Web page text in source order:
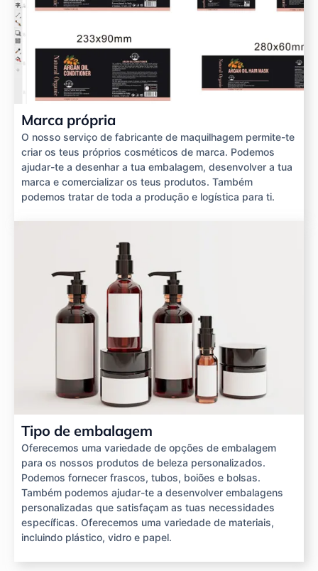
Marca própria
O nosso serviço de fabricante de maquilhagem permite-te
criar os teus próprios cosméticos de marca. Podemos
ajudar-te a desenhar a tua embalagem, desenvolver a tua
marca e comercializar os teus produtos. Também
podemos tratar de toda a produção e logística para ti.
Tipo de embalagem
Oferecemos uma variedade de opções de embalagem
para os nossos produtos de beleza personalizados.
Podemos fornecer frascos, tubos, boiões e bolsas.
Também podemos ajudar-te a desenvolver embalagens
personalizadas que satisfaçam as tuas necessidades
específicas. Oferecemos uma variedade de materiais,
incluindo plástico, vidro e papel.